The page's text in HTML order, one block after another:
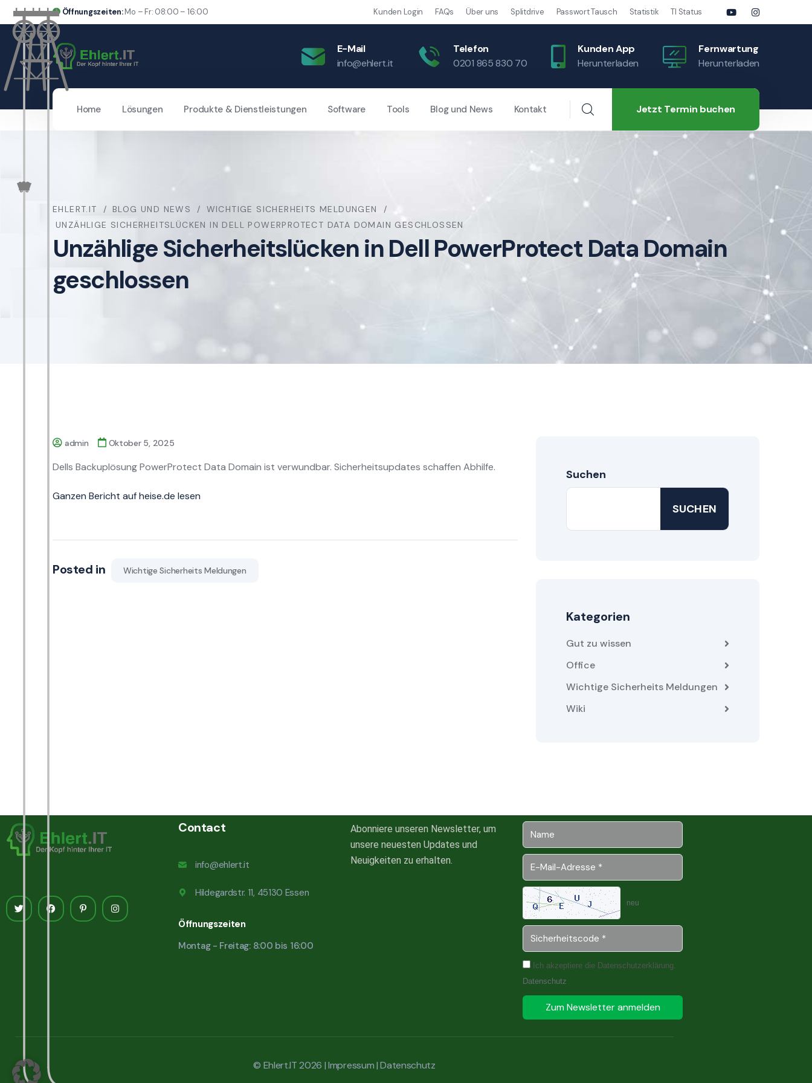
Öffnungszeiten:Mo – Fr: 08:00 – 16:00 Kunden Login FAQs Über uns Splitdrive Passwort Tausch Statistik TI Status
E-Mail
info@ehlert.it
Telefon
0201 865 830 70
Kunden App
Herunterladen
Fernwartung
Herunterladen
Home Lösungen Produkte & Dienstleistungen Software Tools Blog und News Kontakt Jetzt Termin buchen
EHLERT.IT BLOG UND NEWS
WICHTIGE SICHERHEITS MELDUNGEN
UNZÄHLIGE SICHERHEITSLÜCKEN IN DELL POWERPROTECT DATA DOMAIN GESCHLOSSEN
Unzählige Sicherheitslücken in Dell PowerProtect Data Domain
geschlossen
admin Oktober 5, 2025
Dells Backuplösung PowerProtect Data Domain ist verwundbar. Sicherheitsupdates schaffen Abhilfe.
Ganzen Bericht auf heise.de lesen
Posted in Wichtige Sicherheits Meldungen
Suchen
SUCHEN
Kategorien
Gut zu wissen
Office
Wichtige Sicherheits Meldungen
Wiki
Contact
info@ehlert.it
Hildegardstr. 11, 45130 Essen
Öffnungszeiten
Montag - Freitag: 8:00 bis 16:00
Abonniere unseren Newsletter, um
unsere neuesten Updates und
Neuigkeiten zu erhalten.
neu
Ich akzeptiere die Datenschutzerklärung.
Datenschutz
Zum Newsletter anmelden
© Ehlert.IT 2026 |Impressum|Datenschutz